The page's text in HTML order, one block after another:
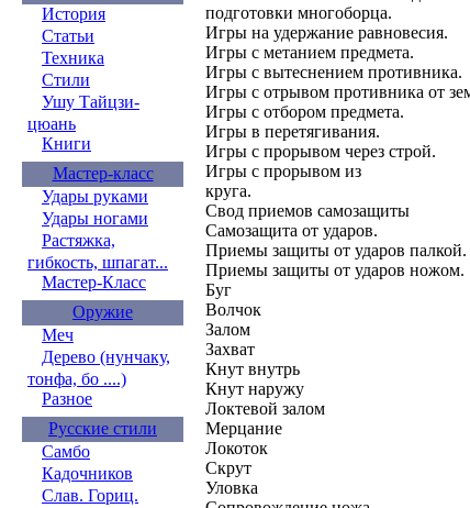
История
Статьи
Техника
Стили
Ушу Тайцзи-
цюань
Книги
Мастер-класс
Удары руками
Удары ногами
Растяжка,
гибкость, шпагат...
Мастер-Класс
Оружие
Меч
Дерево (нунчаку,
тонфа, бо ....)
Разное
Русские стили
Самбо
Кадочников
Слав. Гориц.
подготовки многоборца.
Игры на удержание равновесия.
Игры с метанием предмета.
Игры с вытеснением противника.
Игры с отрывом противника от
Игры с отбором предмета.
Игры в перетягивания.
Игры с прорывом через строй.
Игры с прорывом из
круга.
Свод приемов самозащиты
Самозащита от ударов.
Приемы защиты от ударов палкой.
Приемы защиты от ударов ножом.
Буг
Волчок
Залом
Захват
Кнут внутрь
Кнут наружу
Локтевой залом
Мерцание
Локоток
Скрут
Уловка